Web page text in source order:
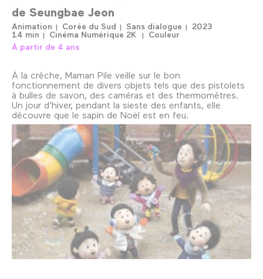
de Seungbae Jeon
Animation Corée du Sud Sans dialogue
2023
14 min
Cinéma Numérique 2K
Couleur
À partir de 4 ans
À la crèche, Maman Pile veille sur le bon
fonctionnement de divers objets tels que des pistolets
à bulles de savon, des caméras et des thermomètres.
Un jour d’hiver, pendant la sieste des enfants, elle
découvre que le sapin de Noël est en feu.